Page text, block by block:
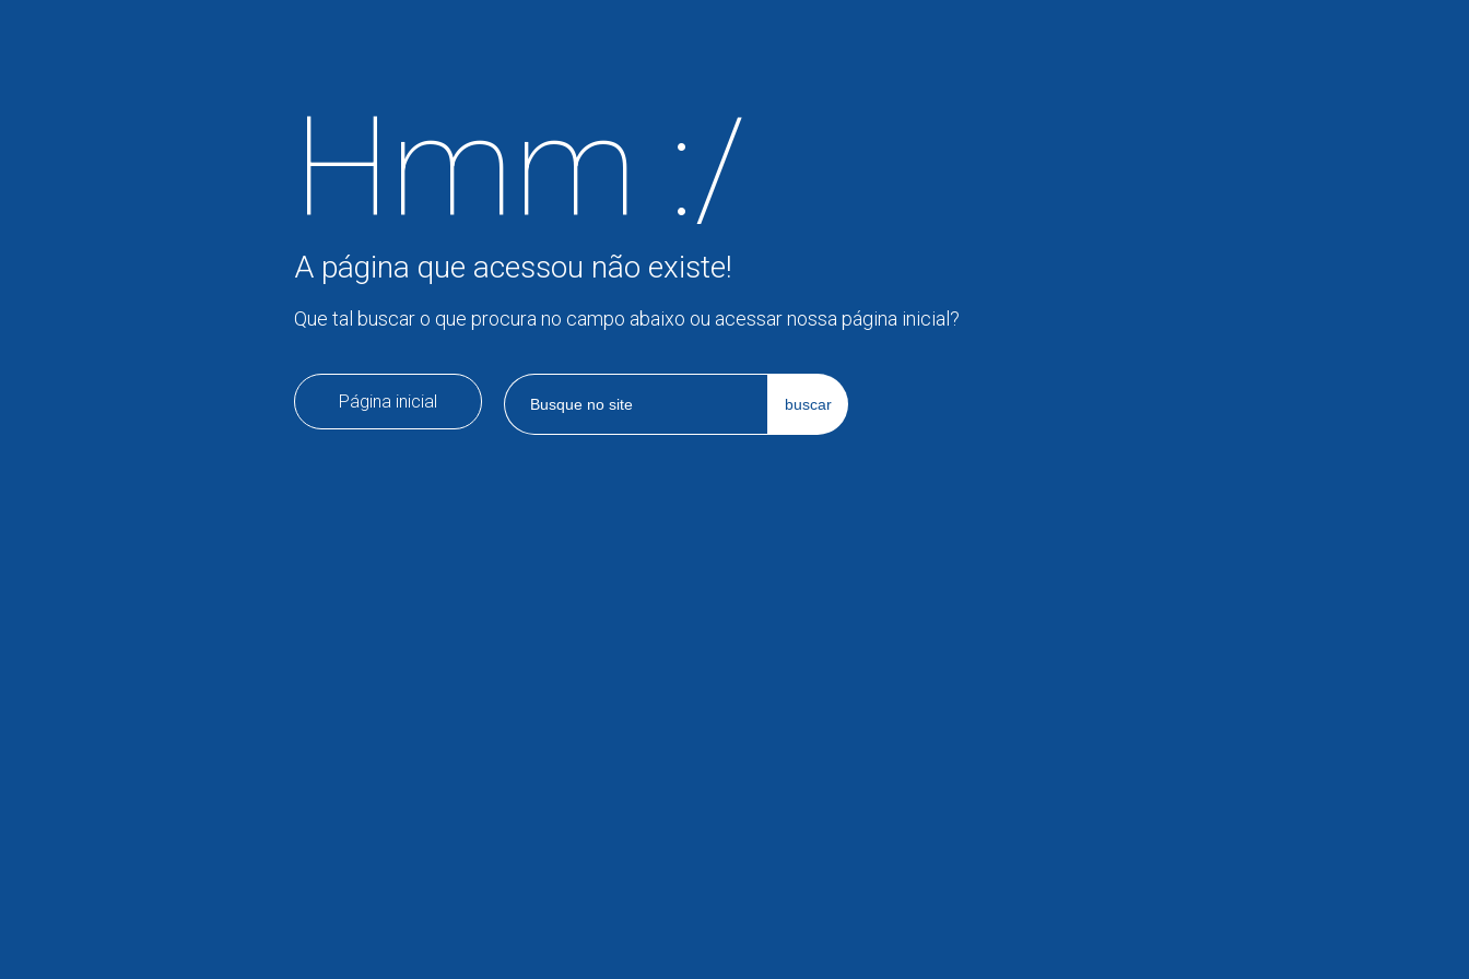
Hmm :/
A página que acessou não existe!
Que tal buscar o que procura no campo abaixo ou acessar nossa página inicial?
Página inicial